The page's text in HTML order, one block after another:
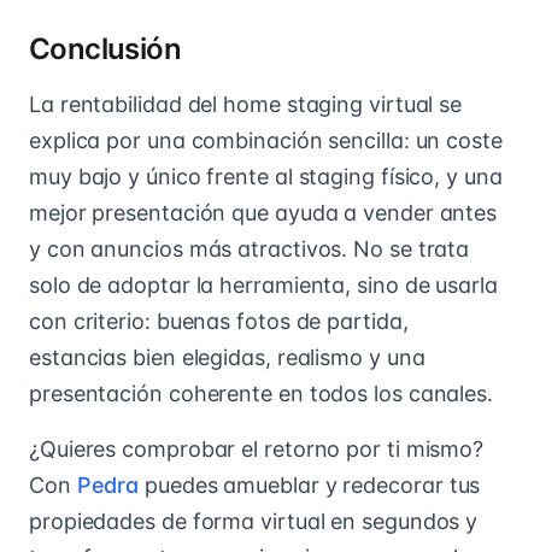
Conclusión
La rentabilidad del home staging virtual se
explica por una combinación sencilla: un coste
muy bajo y único frente al staging físico, y una
mejor presentación que ayuda a vender antes
y con anuncios más atractivos. No se trata
solo de adoptar la herramienta, sino de usarla
con criterio: buenas fotos de partida,
estancias bien elegidas, realismo y una
presentación coherente en todos los canales.
¿Quieres comprobar el retorno por ti mismo?
Con Pedra puedes amueblar y redecorar tus
propiedades de forma virtual en segundos y